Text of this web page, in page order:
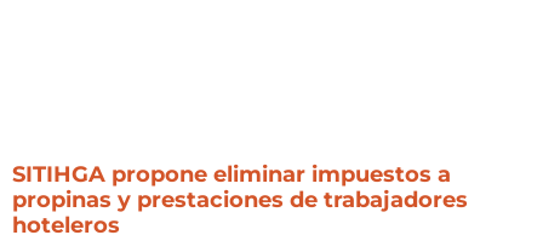
SITIHGA propone eliminar impuestos a
propinas y prestaciones de trabajadores
hoteleros